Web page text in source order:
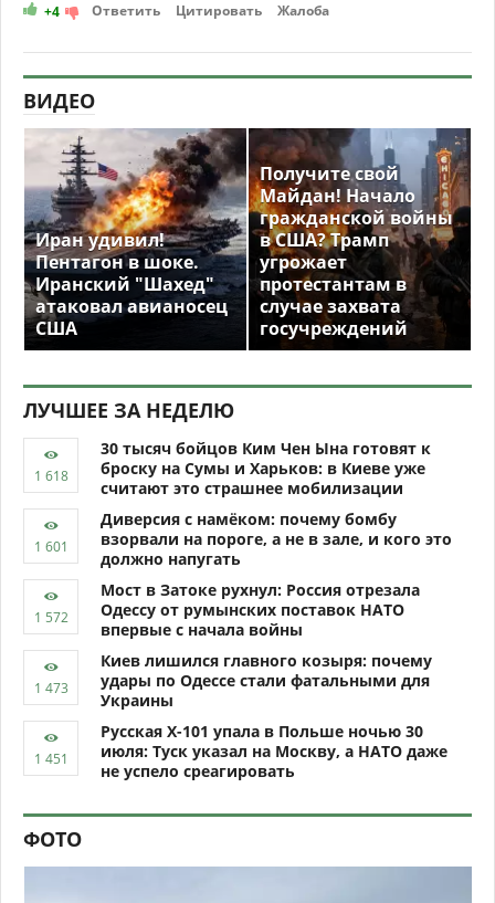
+4 Ответить Цитировать Жалоба
ВИДЕО
Иран удивил!
Пентагон в шоке.
Иранский "Шахед"
атаковал авианосец
США
Получите свой
Майдан! Начало
гражданской войны
в США? Трамп
угрожает
протестантам в
случае захвата
госучреждений
ЛУЧШЕЕ ЗА НЕДЕЛЮ
30 тысяч бойцов Ким Чен Ына готовят к
броску на Сумы и Харьков: в Киеве уже
считают это страшнее мобилизации
Диверсия с намёком: почему бомбу
взорвали на пороге, а не в зале, и кого это
должно напугать
Мост в Затоке рухнул: Россия отрезала
Одессу от румынских поставок НАТО
впервые с начала войны
Киев лишился главного козыря: почему
удары по Одессе стали фатальными для
Украины
Русская Х-101 упала в Польше ночью 30
июля: Туск указал на Москву, а НАТО даже
не успело среагировать
ФОТО